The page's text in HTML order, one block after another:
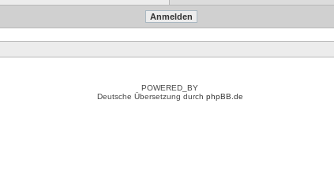
POWERED_BY
Deutsche Übersetzung durch phpBB.de